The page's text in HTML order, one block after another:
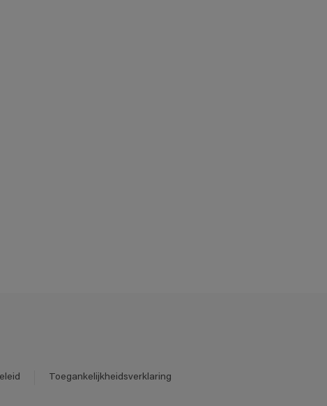
Toegankelijkheidsverklaring